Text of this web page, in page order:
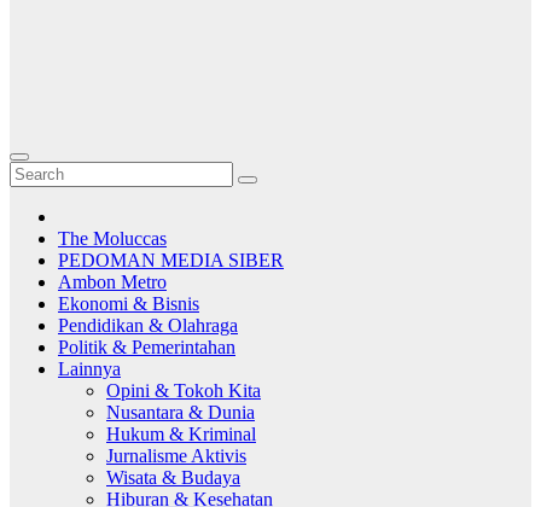
The Moluccas
PEDOMAN MEDIA SIBER
Ambon Metro
Ekonomi & Bisnis
Pendidikan & Olahraga
Politik & Pemerintahan
Lainnya
Opini & Tokoh Kita
Nusantara & Dunia
Hukum & Kriminal
Jurnalisme Aktivis
Wisata & Budaya
Hiburan & Kesehatan